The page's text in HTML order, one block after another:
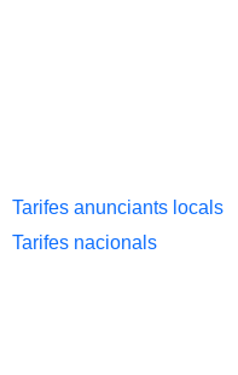
Tarifes anunciants locals
Tarifes nacionals